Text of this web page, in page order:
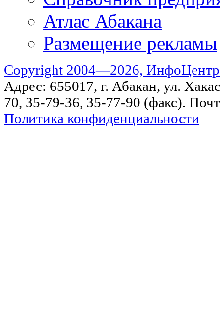
Атлас Абакана
Размещение рекламы
Copyright 2004—2026,
Адрес: 655017, г. Абакан, ул.
70, 35-79-36, 35-77-90 (факс).
Политика конфиденциальности